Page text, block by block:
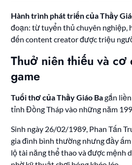
Hành trình phát triển của Thầy
đoạn: từ tuyển thủ chuyên nghiệp,
đến content creator được triệu
Thuở niên thiếu và cơ
game
Tuổi thơ của Thầy Giáo Bagắn
tỉnh Đồng Tháp vào những năm
Sinh ngày 26/02/1989, Phan Tấn
gia đình bình thường nhưng đầy ấm
lộ tài năng thể thao và được mệnh